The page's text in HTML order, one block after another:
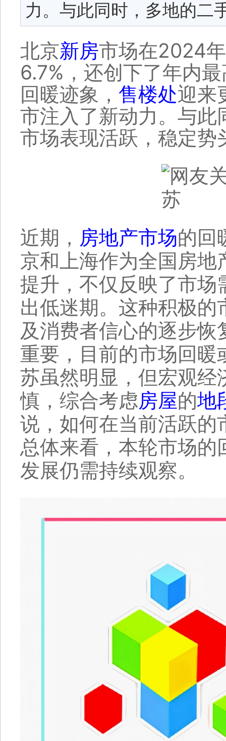
力。与此同时，多地的二
北京新房市场在2024
6.7%，还创下了年内
回暖迹象， 售楼处迎来
市注入了新动力。与此
市场表现活跃，稳定势
近期， 房地产市场的回
京和上海作为全国房地
提升，不仅反映了市
出低迷期。这种积极
及消费者信心的逐步
重要，目前的市场回
苏虽然明显，但宏观
慎，综合考虑房屋的地
说，如何在当前活跃
总体来看，本轮市场
发展仍需持续观察。